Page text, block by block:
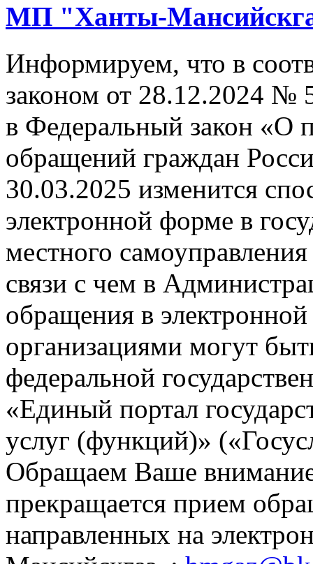
МП "Ханты-
Информируем, что в
законом от 28.12.2024 №
в Федеральный закон «О
обращений граждан
30.03.2025 изменится
электронной форме в
местного
связи с чем в
обращения в
организациями могут
федеральной
«Единый портал
услуг (функций)»
Обращаем Ваше
прекращается прием
направленных на